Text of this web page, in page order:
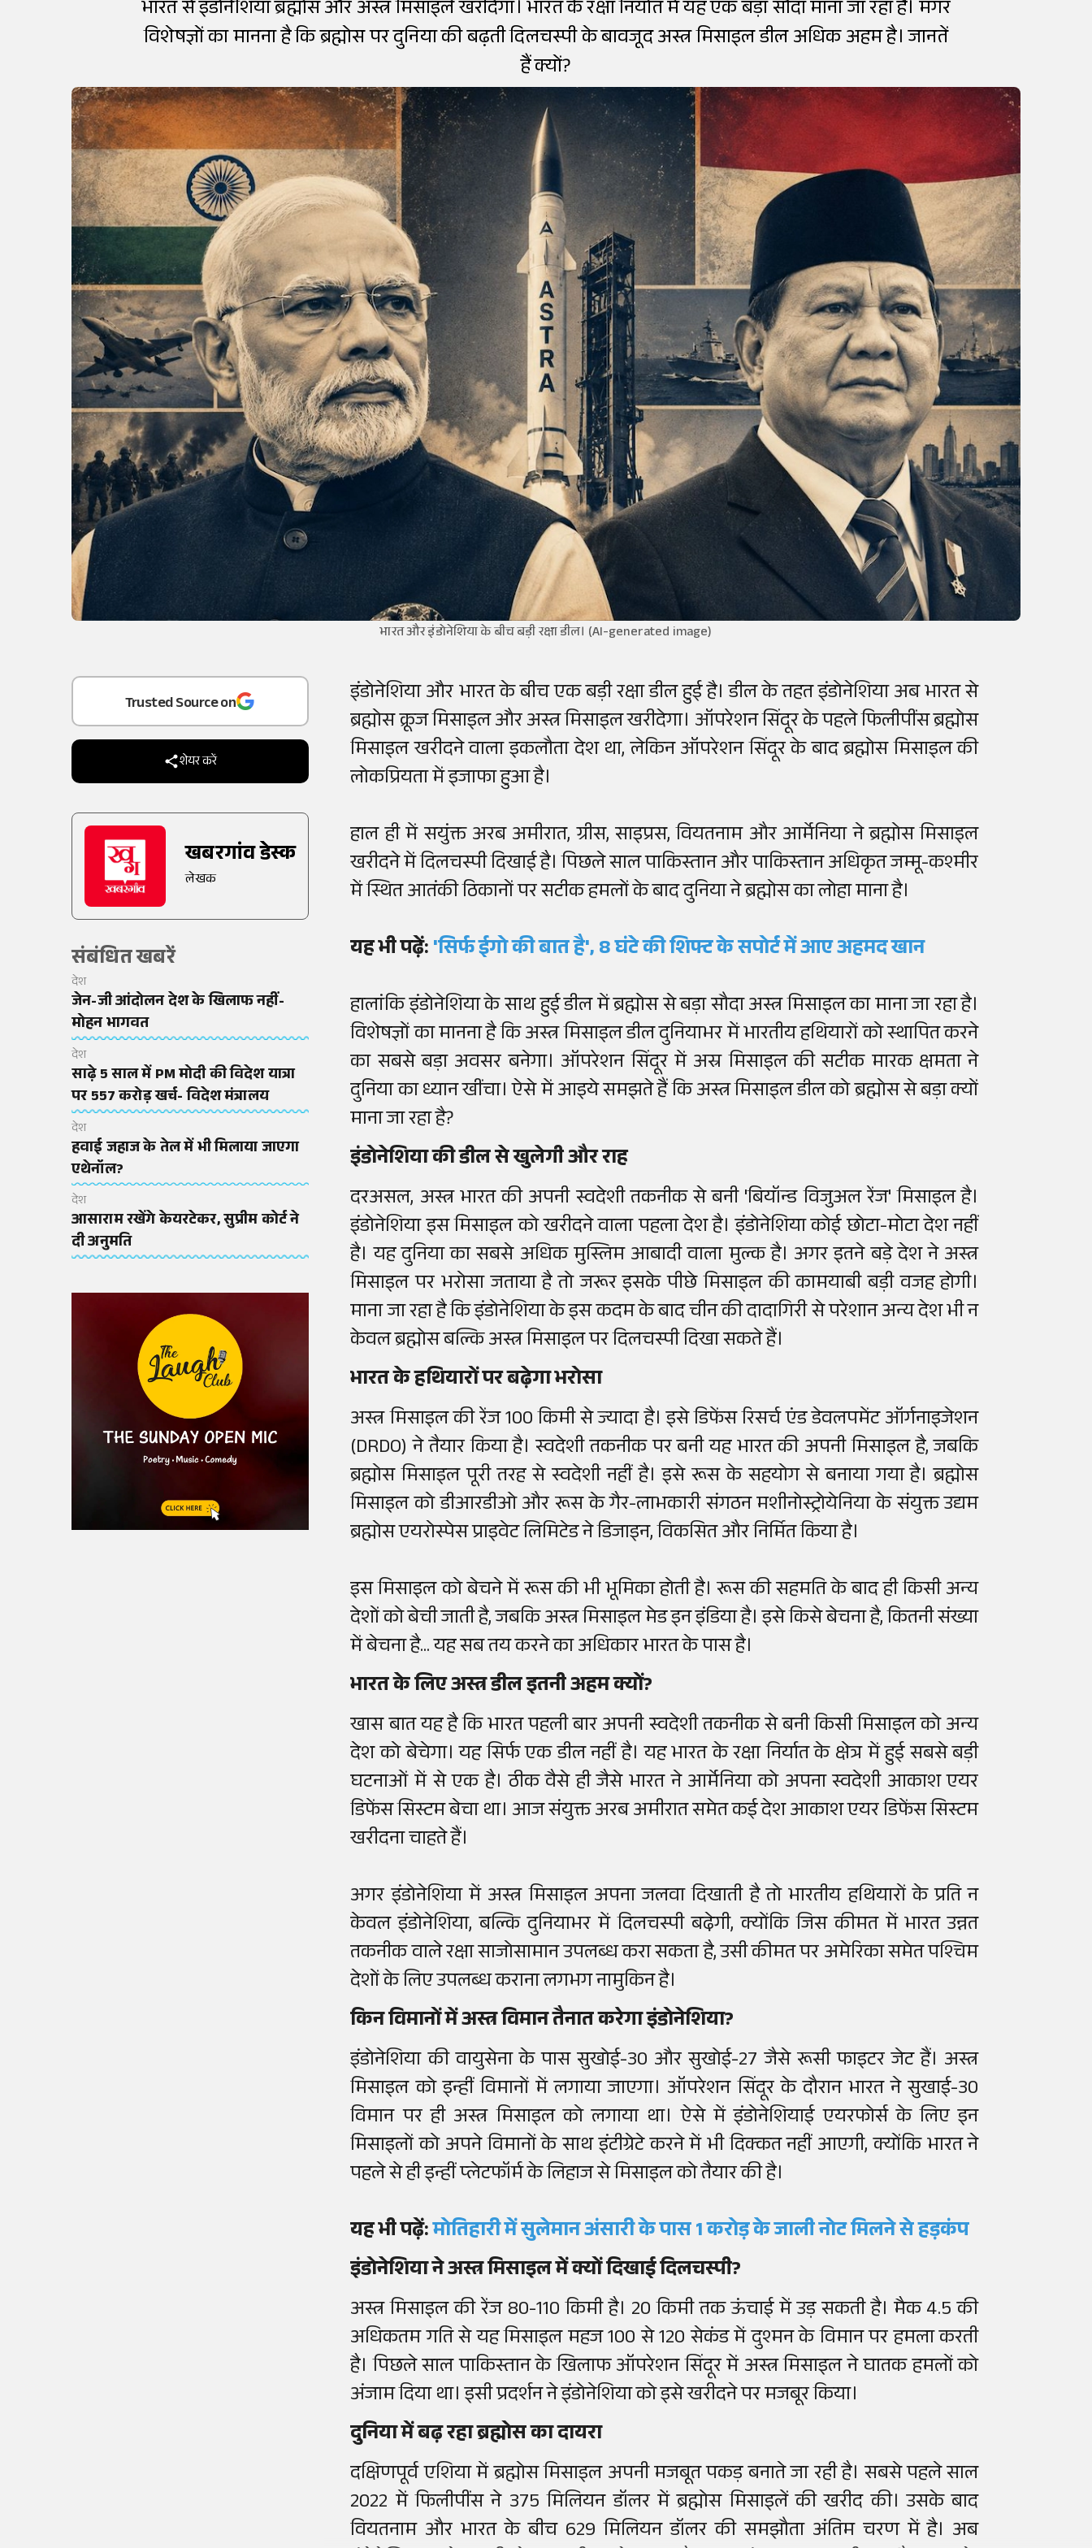
भारत से इंडोनेशिया ब्रह्मोस और अस्त्र मिसाइलें खरीदेगा। भारत के रक्षा निर्यात में यह एक बड़ा सौदा माना जा रहा है। मगर
विशेषज्ञों का मानना है कि ब्रह्मोस पर दुनिया की बढ़ती दिलचस्पी के बावजूद अस्त्र मिसाइल डील अधिक अहम है। जानतें
हैं क्यों?
भारत और इंडोनेशिया के बीच बड़ी रक्षा डील। (AI-generated image)
Trusted Source on
शेयर करें
खबरगांव डेस्क
लेखक
संबंधित खबरें
देश
जेन-जी आंदोलन देश के खिलाफ नहीं-
मोहन भागवत
देश
साढ़े 5 साल में PM मोदी की विदेश यात्रा
पर 557 करोड़ खर्च- विदेश मंत्रालय
देश
हवाई जहाज के तेल में भी मिलाया जाएगा
एथेनॉल?
देश
आसाराम रखेंगे केयरटेकर, सुप्रीम कोर्ट ने
दी अनुमति
इंडोनेशिया और भारत के बीच एक बड़ी रक्षा डील हुई है। डील के तहत इंडोनेशिया अब भारत से
ब्रह्मोस क्रूज मिसाइल और अस्त्र मिसाइल खरीदेगा। ऑपरेशन सिंदूर के पहले फिलीपींस ब्रह्मोस
मिसाइल खरीदने वाला इकलौता देश था, लेकिन ऑपरेशन सिंदूर के बाद ब्रह्मोस मिसाइल की
लोकप्रियता में इजाफा हुआ है।
हाल ही में सयुंक्त अरब अमीरात, ग्रीस, साइप्रस, वियतनाम और आर्मेनिया ने ब्रह्मोस मिसाइल
खरीदने में दिलचस्पी दिखाई है। पिछले साल पाकिस्तान और पाकिस्तान अधिकृत जम्मू-कश्मीर
में स्थित आतंकी ठिकानों पर सटीक हमलों के बाद दुनिया ने ब्रह्मोस का लोहा माना है।
यह भी पढ़ें:'सिर्फ ईगो की बात है', 8 घंटे की शिफ्ट के सपोर्ट में आए अहमद खान
हालांकि इंडोनेशिया के साथ हुई डील में ब्रह्मोस से बड़ा सौदा अस्त्र मिसाइल का माना जा रहा है।
विशेषज्ञों का मानना है कि अस्त्र मिसाइल डील दुनियाभर में भारतीय हथियारों को स्थापित करने
का सबसे बड़ा अवसर बनेगा। ऑपरेशन सिंदूर में अस्र मिसाइल की सटीक मारक क्षमता ने
दुनिया का ध्यान खींचा। ऐसे में आइये समझते हैं कि अस्त्र मिसाइल डील को ब्रह्मोस से बड़ा क्यों
माना जा रहा है?
इंडोनेशिया की डील से खुलेगी और राह
दरअसल, अस्त्र भारत की अपनी स्वदेशी तकनीक से बनी 'बियॉन्ड विजुअल रेंज' मिसाइल है।
इंडोनेशिया इस मिसाइल को खरीदने वाला पहला देश है। इंडोनेशिया कोई छोटा-मोटा देश नहीं
है। यह दुनिया का सबसे अधिक मुस्लिम आबादी वाला मुल्क है। अगर इतने बड़े देश ने अस्त्र
मिसाइल पर भरोसा जताया है तो जरूर इसके पीछे मिसाइल की कामयाबी बड़ी वजह होगी।
माना जा रहा है कि इंडोनेशिया के इस कदम के बाद चीन की दादागिरी से परेशान अन्य देश भी न
केवल ब्रह्मोस बल्कि अस्त्र मिसाइल पर दिलचस्पी दिखा सकते हैं।
भारत के हथियारों पर बढ़ेगा भरोसा
अस्त्र मिसाइल की रेंज 100 किमी से ज्यादा है। इसे डिफेंस रिसर्च एंड डेवलपमेंट ऑर्गनाइजेशन
(DRDO) ने तैयार किया है। स्वदेशी तकनीक पर बनी यह भारत की अपनी मिसाइल है, जबकि
ब्रह्मोस मिसाइल पूरी तरह से स्वदेशी नहीं है। इसे रूस के सहयोग से बनाया गया है। ब्रह्मोस
मिसाइल को डीआरडीओ और रूस के गैर-लाभकारी संगठन मशीनोस्ट्रोयेनिया के संयुक्त उद्यम
ब्रह्मोस एयरोस्पेस प्राइवेट लिमिटेड ने डिजाइन, विकसित और निर्मित किया है।
इस मिसाइल को बेचने में रूस की भी भूमिका होती है। रूस की सहमति के बाद ही किसी अन्य
देशों को बेची जाती है, जबकि अस्त्र मिसाइल मेड इन इंडिया है। इसे किसे बेचना है, कितनी संख्या
में बेचना है... यह सब तय करने का अधिकार भारत के पास है।
भारत के लिए अस्त्र डील इतनी अहम क्यों?
खास बात यह है कि भारत पहली बार अपनी स्वदेशी तकनीक से बनी किसी मिसाइल को अन्य
देश को बेचेगा। यह सिर्फ एक डील नहीं है। यह भारत के रक्षा निर्यात के क्षेत्र में हुई सबसे बड़ी
घटनाओं में से एक है। ठीक वैसे ही जैसे भारत ने आर्मेनिया को अपना स्वदेशी आकाश एयर
डिफेंस सिस्टम बेचा था। आज संयुक्त अरब अमीरात समेत कई देश आकाश एयर डिफेंस सिस्टम
खरीदना चाहते हैं।
अगर इंडोनेशिया में अस्त्र मिसाइल अपना जलवा दिखाती है तो भारतीय हथियारों के प्रति न
केवल इंडोनेशिया, बल्कि दुनियाभर में दिलचस्पी बढे़गी, क्योंकि जिस कीमत में भारत उन्नत
तकनीक वाले रक्षा साजोसामान उपलब्ध करा सकता है, उसी कीमत पर अमेरिका समेत पश्चिम
देशों के लिए उपलब्ध कराना लगभग नामुकिन है।
किन विमानों में अस्त्र विमान तैनात करेगा इंडोनेशिया?
इंडोनेशिया की वायुसेना के पास सुखोई-30 और सुखोई-27 जैसे रूसी फाइटर जेट हैं। अस्त्र
मिसाइल को इन्हीं विमानों में लगाया जाएगा। ऑपरेशन सिंदूर के दौरान भारत ने सुखाई-30
विमान पर ही अस्त्र मिसाइल को लगाया था। ऐसे में इंडोनेशियाई एयरफोर्स के लिए इन
मिसाइलों को अपने विमानों के साथ इंटीग्रेटे करने में भी दिक्कत नहीं आएगी, क्योंकि भारत ने
पहले से ही इन्हीं प्लेटफॉर्म के लिहाज से मिसाइल को तैयार की है।
यह भी पढ़ें:मोतिहारी में सुलेमान अंसारी के पास 1 करोड़ के जाली नोट मिलने से हड़कंप
इंडोनेशिया ने अस्त्र मिसाइल में क्यों दिखाई दिलचस्पी?
अस्त्र मिसाइल की रेंज 80-110 किमी है। 20 किमी तक ऊंचाई में उड़ सकती है। मैक 4.5 की
अधिकतम गति से यह मिसाइल महज 100 से 120 सेकंड में दुश्मन के विमान पर हमला करती
है। पिछले साल पाकिस्तान के खिलाफ ऑपरेशन सिंदूर में अस्त्र मिसाइल ने घातक हमलों को
अंजाम दिया था। इसी प्रदर्शन ने इंडोनेशिया को इसे खरीदने पर मजबूर किया।
दुनिया में बढ़ रहा ब्रह्मोस का दायरा
दक्षिणपूर्व एशिया में ब्रह्मोस मिसाइल अपनी मजबूत पकड़ बनाते जा रही है। सबसे पहले साल
2022 में फिलीपींस ने 375 मिलियन डॉलर में ब्रह्मोस मिसाइलें की खरीद की। उसके बाद
वियतनाम और भारत के बीच 629 मिलियन डॉलर की समझौता अंतिम चरण में है। अब